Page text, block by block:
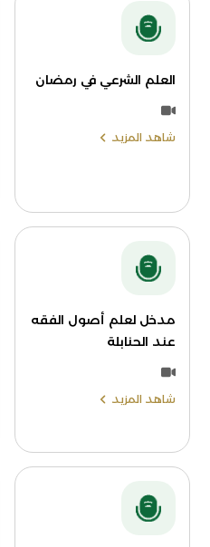
العلم الشرعي في رمضان
شاهد المزيد
مدخل لعلم أصول الفقه
عند الحنابلة
شاهد المزيد